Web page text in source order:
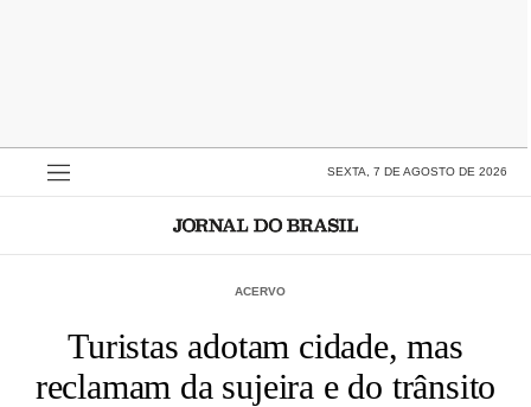
SEXTA, 7 DE AGOSTO DE 2026
ACERVO
Turistas adotam cidade, mas
reclamam da sujeira e do trânsito